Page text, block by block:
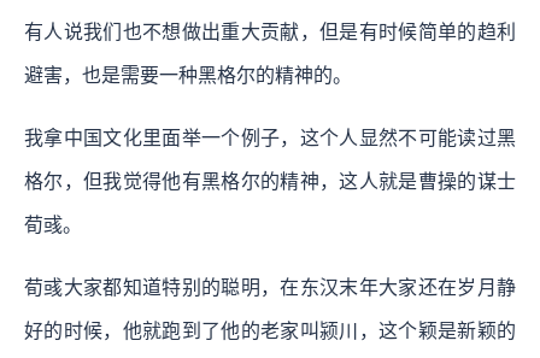
有人说我们也不想做出重大贡献，但是有时候简单的趋利
避害，也是需要一种黑格尔的精神的。
我拿中国文化里面举一个例子，这个人显然不可能读过黑
格尔，但我觉得他有黑格尔的精神，这人就是曹操的谋士
荀彧。
荀彧大家都知道特别的聪明，在东汉末年大家还在岁月静
好的时候，他就跑到了他的老家叫颍川，这个颖是新颖的